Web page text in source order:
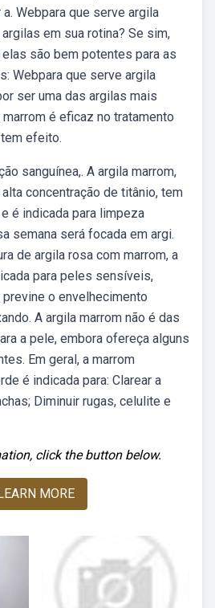
Webpara que serve argila
em sua rotina? Se sim,
são bem potentes para as
Webpara que serve argila
ser uma das argilas mais
é eficaz no tratamento
efeito.
sanguínea,. A argila marrom,
concentração de titânio, tem
é indicada para limpeza
semana será focada em argi.
de argila rosa com marrom, a
para peles sensíveis,
o envelhecimento
A argila marrom não é das
a pele, embora ofereça alguns
Em geral, a marrom
é indicada para: Clarear a
Diminuir rugas, celulite e
click the button below.
MORE